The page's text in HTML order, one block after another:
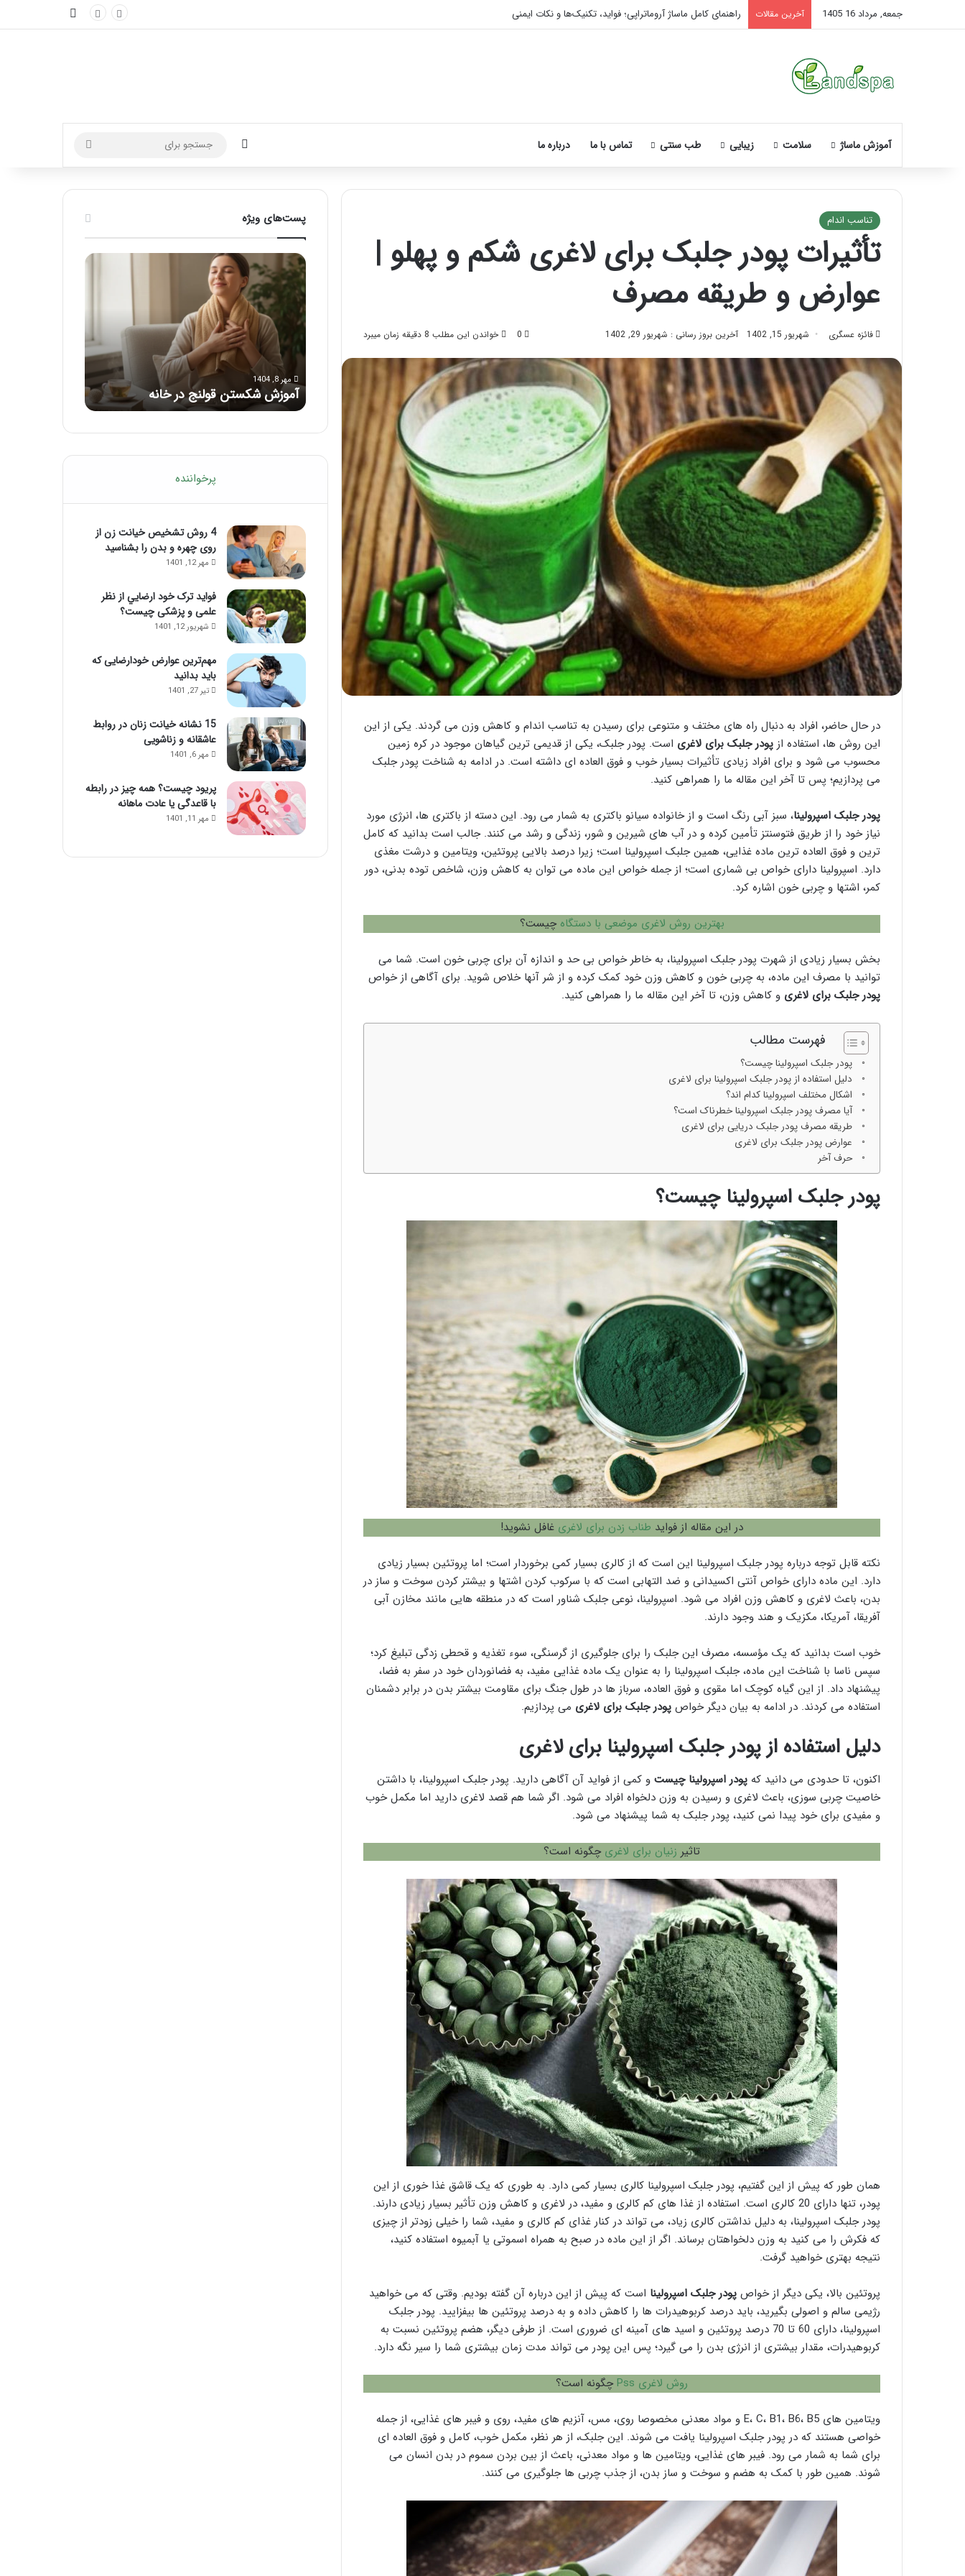
جمعه, مرداد 16 1405 آخرین مقالات راهنمای کامل ماساژ آروماتراپی؛ فواید، تکنیک‌ها و نکات ایمنی
آموزش ماساژ سلامت زیبایی طب سنتی تماس با ما درباره ما تغییر پوسته
برای
تناسب اندام
تأثیرات پودر جلبک برای لاغری شکم و پهلو |
عوارض و طریقه مصرف
فائزه عسگری شهریور 15, 1402 آخرین بروز رسانی : شهریور 29, 1402 0 خواندن این مطلب 8 دقیقه زمان میبرد
در حال حاضر، افراد به دنبال راه های مختف و متنوعی برای رسیدن به تناسب اندام و کاهش وزن می گردند. یکی از این
این روش ها، استفاده از پودر جلبک برای لاغری است. پودر جلبک، یکی از قدیمی ترین گیاهان موجود در کره زمین
محسوب می شود و برای افراد زیادی تأثیرات بسیار خوب و فوق العاده ای داشته است. در ادامه به شناخت پودر جلبک
می پردازیم؛ پس تا آخر این مقاله ما را همراهی کنید.
پودر جلبک اسپرولینا، سبز آبی رنگ است و از خانواده سیانو باکتری به شمار می رود. این دسته از باکتری ها، انرژی مورد
نیاز خود را از طریق فتوسنتز تأمین کرده و در آب های شیرین و شور، زندگی و رشد می کنند. جالب است بدانید که کامل
ترین و فوق العاده ترین ماده غذایی، همین جلبک اسپرولینا است؛ زیرا درصد بالایی پروتئین، ویتامین و درشت مغذی
دارد. اسپرولینا دارای خواص بی شماری است؛ از جمله خواص این ماده می توان به کاهش وزن، شاخص توده بدنی، دور
کمر، اشتها و چربی خون اشاره کرد.
بهترین روش لاغری موضعی با دستگاه چیست؟
بخش بسیار زیادی از شهرت پودر جلبک اسپرولینا، به خاطر خواص بی حد و اندازه آن برای چربی خون است. شما می
توانید با مصرف این ماده، به چربی خون و کاهش وزن خود کمک کرده و از شر آنها خلاص شوید. برای آگاهی از خواص
پودر جلبک برای لاغری و کاهش وزن، تا آخر این مقاله ما را همراهی کنید.
فهرست مطالب
پودر جلبک اسپرولینا چیست؟
دلیل استفاده از پودر جلبک اسپرولینا برای لاغری
اشکال مختلف اسپرولینا کدام اند؟
آیا مصرف پودر جلبک اسپرولینا خطرناک است؟
طریقه مصرف پودر جلبک دریایی برای لاغری
عوارض پودر جلبک برای لاغری
حرف آخر
پودر جلبک اسپرولینا چیست؟
در این مقاله از فواید طناب زدن برای لاغری غافل نشوید!
نکته قابل توجه درباره پودر جلبک اسپرولینا این است که از کالری بسیار کمی برخوردار است؛ اما پروتئین بسیار زیادی
دارد. این ماده دارای خواص آنتی اکسیدانی و ضد التهابی است که با سرکوب کردن اشتها و بیشتر کردن سوخت و ساز در
بدن، باعث لاغری و کاهش وزن افراد می شود. اسپرولینا، نوعی جلبک شناور است که در منطقه هایی مانند مخازن آبی
آفریقا، آمریکا، مکزیک و هند وجود دارند.
خوب است بدانید که یک مؤسسه، مصرف این جلبک را برای جلوگیری از گرسنگی، سوء تغذیه و قحطی زدگی تبلیغ کرد؛
سپس ناسا با شناخت این ماده، جلبک اسپرولینا را به عنوان یک ماده غذایی مفید، به فضانوردان خود در سفر به فضا،
پیشنهاد داد. از این گیاه کوچک اما مقوی و فوق العاده، سرباز ها در طول جنگ برای مقاومت بیشتر بدن در برابر دشمنان
استفاده می کردند. در ادامه به بیان دیگر خواص پودر جلبک برای لاغری می پردازیم.
دلیل استفاده از پودر جلبک اسپرولینا برای لاغری
اکنون، تا حدودی می دانید که پودر اسپرولینا چیست و کمی از فواید آن آگاهی دارید. پودر جلبک اسپرولینا، با داشتن
خاصیت چربی سوزی، باعث لاغری و رسیدن به وزن دلخواه افراد می شود. اگر شما هم قصد لاغری دارید اما مکمل خوب
و مفیدی برای خود پیدا نمی کنید، پودر جلبک به شما پیشنهاد می شود.
تاثیر زنیان برای لاغری چگونه است؟
همان طور که پیش از این گفتیم، پودر جلبک اسپرولینا کالری بسیار کمی دارد. به طوری که یک قاشق غذا خوری از این
پودر، تنها دارای 20 کالری است. استفاده از غذا های کم کالری و مفید، در لاغری و کاهش وزن تأثیر بسیار زیادی دارند.
پودر جلبک اسپرولینا، به دلیل نداشتن کالری زیاد، می تواند در کنار غذای کم کالری و مفید، شما را خیلی زودتر از چیزی
که فکرش را می کنید به وزن دلخواهتان برساند. اگر از این ماده در صبح به همراه اسموتی یا آبمیوه استفاده کنید،
نتیجه بهتری خواهید گرفت.
پروتئین بالا، یکی دیگر از خواص پودر جلبک اسپرولینا است که پیش از این درباره آن گفته بودیم. وقتی که می خواهید
رژیمی سالم و اصولی بگیرید، باید درصد کربوهیدرات ها را کاهش داده و به درصد پروتئین ها بیفزایید. پودر جلبک
اسپرولینا، دارای 60 تا 70 درصد پروتئین و اسید های آمینه ای ضروری است. از طرفی دیگر، هضم پروتئین نسبت به
کربوهیدرات، مقدار بیشتری از انرژی بدن را می گیرد؛ پس این پودر می تواند مدت زمان بیشتری شما را سیر نگه دارد.
روش لاغری Pss چگونه است؟
ویتامین های E، C، B1، B6، B5 و مواد معدنی مخصوصا روی، مس، آنزیم های مفید، روی و فیبر های غذایی، از جمله
خواصی هستند که در پودر جلبک اسپرولینا یافت می شوند. این جلبک، از هر نظر، مکمل خوب، کامل و فوق العاده ای
برای شما به شمار می رود. فیبر های غذایی، ویتامین ها و مواد معدنی، باعث از بین بردن سموم در بدن انسان می
شوند. همین طور با کمک به هضم و سوخت و ساز بدن، از جذب چربی ها جلوگیری می کنند.
پست‌های ویژه
نحوه
ماساژ
صورت
بعد
تزریق
بایدها
و
نبایدهای
آن!
تیر 28, 1404
نحوه ماساژ صورت بعد از تزریق چربی؛
بایدها و نبایدهای آن!
آموزش
آموزش شکستن قولنج در خانه
ماساژ
برای
بهبود
تمرکز
ذهنی؛
با
این
حواس‌جمع
شوید!
مرداد 6, 1404
ماساژ برای بهبود تمرکز ذهنی؛ با این
ماساژ حواس‌جمع شوید!
راهنمای
بعد
از
پرخواننده
4 روش تشخیص خیانت زن از
روی چهره و بدن را بشناسید
مهر 12, 1401
فواید ترک خود ارضايي از نظر
علمی و پزشکی چیست؟
شهریور 12, 1401
مهم‌ترین عوارض خودارضایی که
باید بدانید
تیر 27, 1401
15 نشانه خیانت زنان در روابط
عاشقانه و زناشویی
مهر 6, 1401
پریود چیست؟ همه چیز در رابطه
با قاعدگی یا عادت ماهانه
مهر 11, 1401